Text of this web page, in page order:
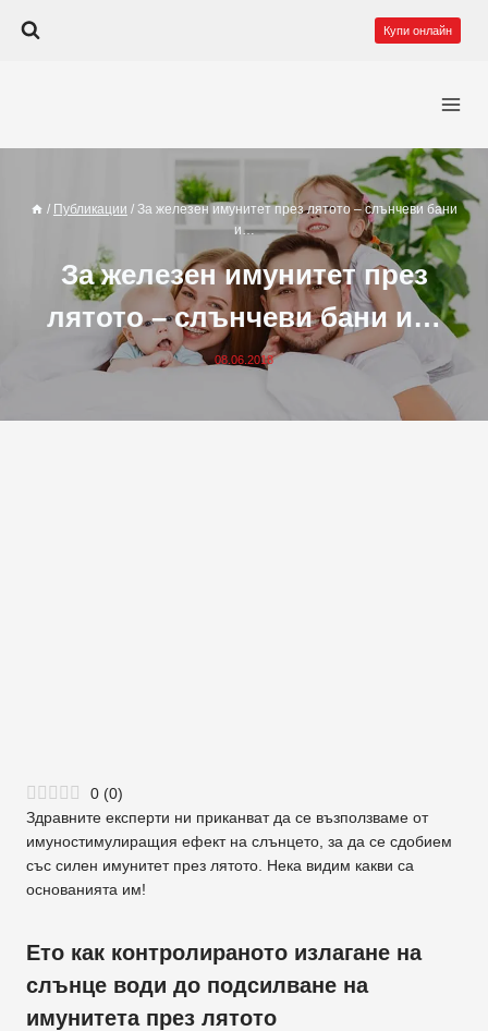
съдържанието
Купи онлайн
/ Публикации / За железен имунитет през лятото – слънчеви бани
и…
За железен имунитет през
лятото – слънчеви бани и…
08.06.2018
0 (0)
Здравните експерти ни приканват да се възползваме от
имуностимулиращия ефект на слънцето, за да се сдобием
със силен имунитет през лятото. Нека видим какви са
основанията им!
Ето как контролираното излагане на
слънце води до подсилване на
имунитета през лятото